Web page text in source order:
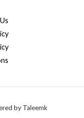
by Taleemk.